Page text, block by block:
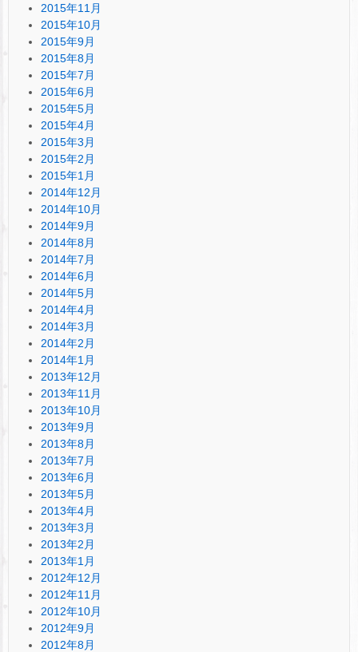
2015年11月
2015年10月
2015年9月
2015年8月
2015年7月
2015年6月
2015年5月
2015年4月
2015年3月
2015年2月
2015年1月
2014年12月
2014年10月
2014年9月
2014年8月
2014年7月
2014年6月
2014年5月
2014年4月
2014年3月
2014年2月
2014年1月
2013年12月
2013年11月
2013年10月
2013年9月
2013年8月
2013年7月
2013年6月
2013年5月
2013年4月
2013年3月
2013年2月
2013年1月
2012年12月
2012年11月
2012年10月
2012年9月
2012年8月